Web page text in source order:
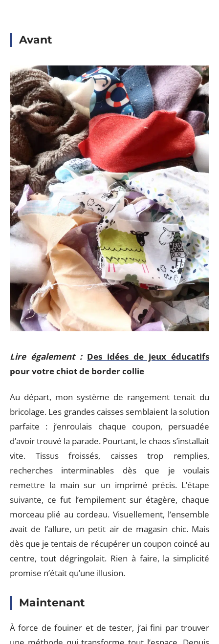
Avant
Lire également : Des idées de jeux éducatifs
pour votre chiot de border collie
Au départ, mon système de rangement tenait du
bricolage. Les grandes caisses semblaient la solution
parfaite : j’enroulais chaque coupon, persuadée
d’avoir trouvé la parade. Pourtant, le chaos s’installait
vite. Tissus froissés, caisses trop remplies,
recherches interminables dès que je voulais
remettre la main sur un imprimé précis. L’étape
suivante, ce fut l’empilement sur étagère, chaque
morceau plié au cordeau. Visuellement, l’ensemble
avait de l’allure, un petit air de magasin chic. Mais
dès que je tentais de récupérer un coupon coincé au
centre, tout dégringolait. Rien à faire, la simplicité
promise n’était qu’une illusion.
Maintenant
À force de fouiner et de tester, j’ai fini par trouver